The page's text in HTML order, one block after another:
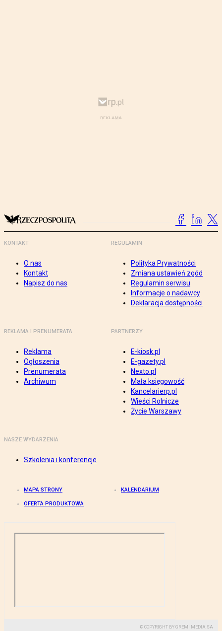
KONTAKT
O nas
Kontakt
Napisz do nas
REGULAMIN
Polityka Prywatności
Zmiana ustawień zgód
Regulamin serwisu
Informacje o nadawcy
Deklaracja dostępności
REKLAMA I PRENUMERATA
Reklama
Ogłoszenia
Prenumerata
Archiwum
PARTNERZY
E-kiosk.pl
E-gazety.pl
Nexto.pl
Mała księgowość
Kancelarierp.pl
Wieści Rolnicze
Życie Warszawy
NASZE WYDARZENIA
Szkolenia i konferencje
MAPA STRONY KALENDARIUM
OFERTA PRODUKTOWA
© COPYRIGHT BY GREMI MEDIA SA